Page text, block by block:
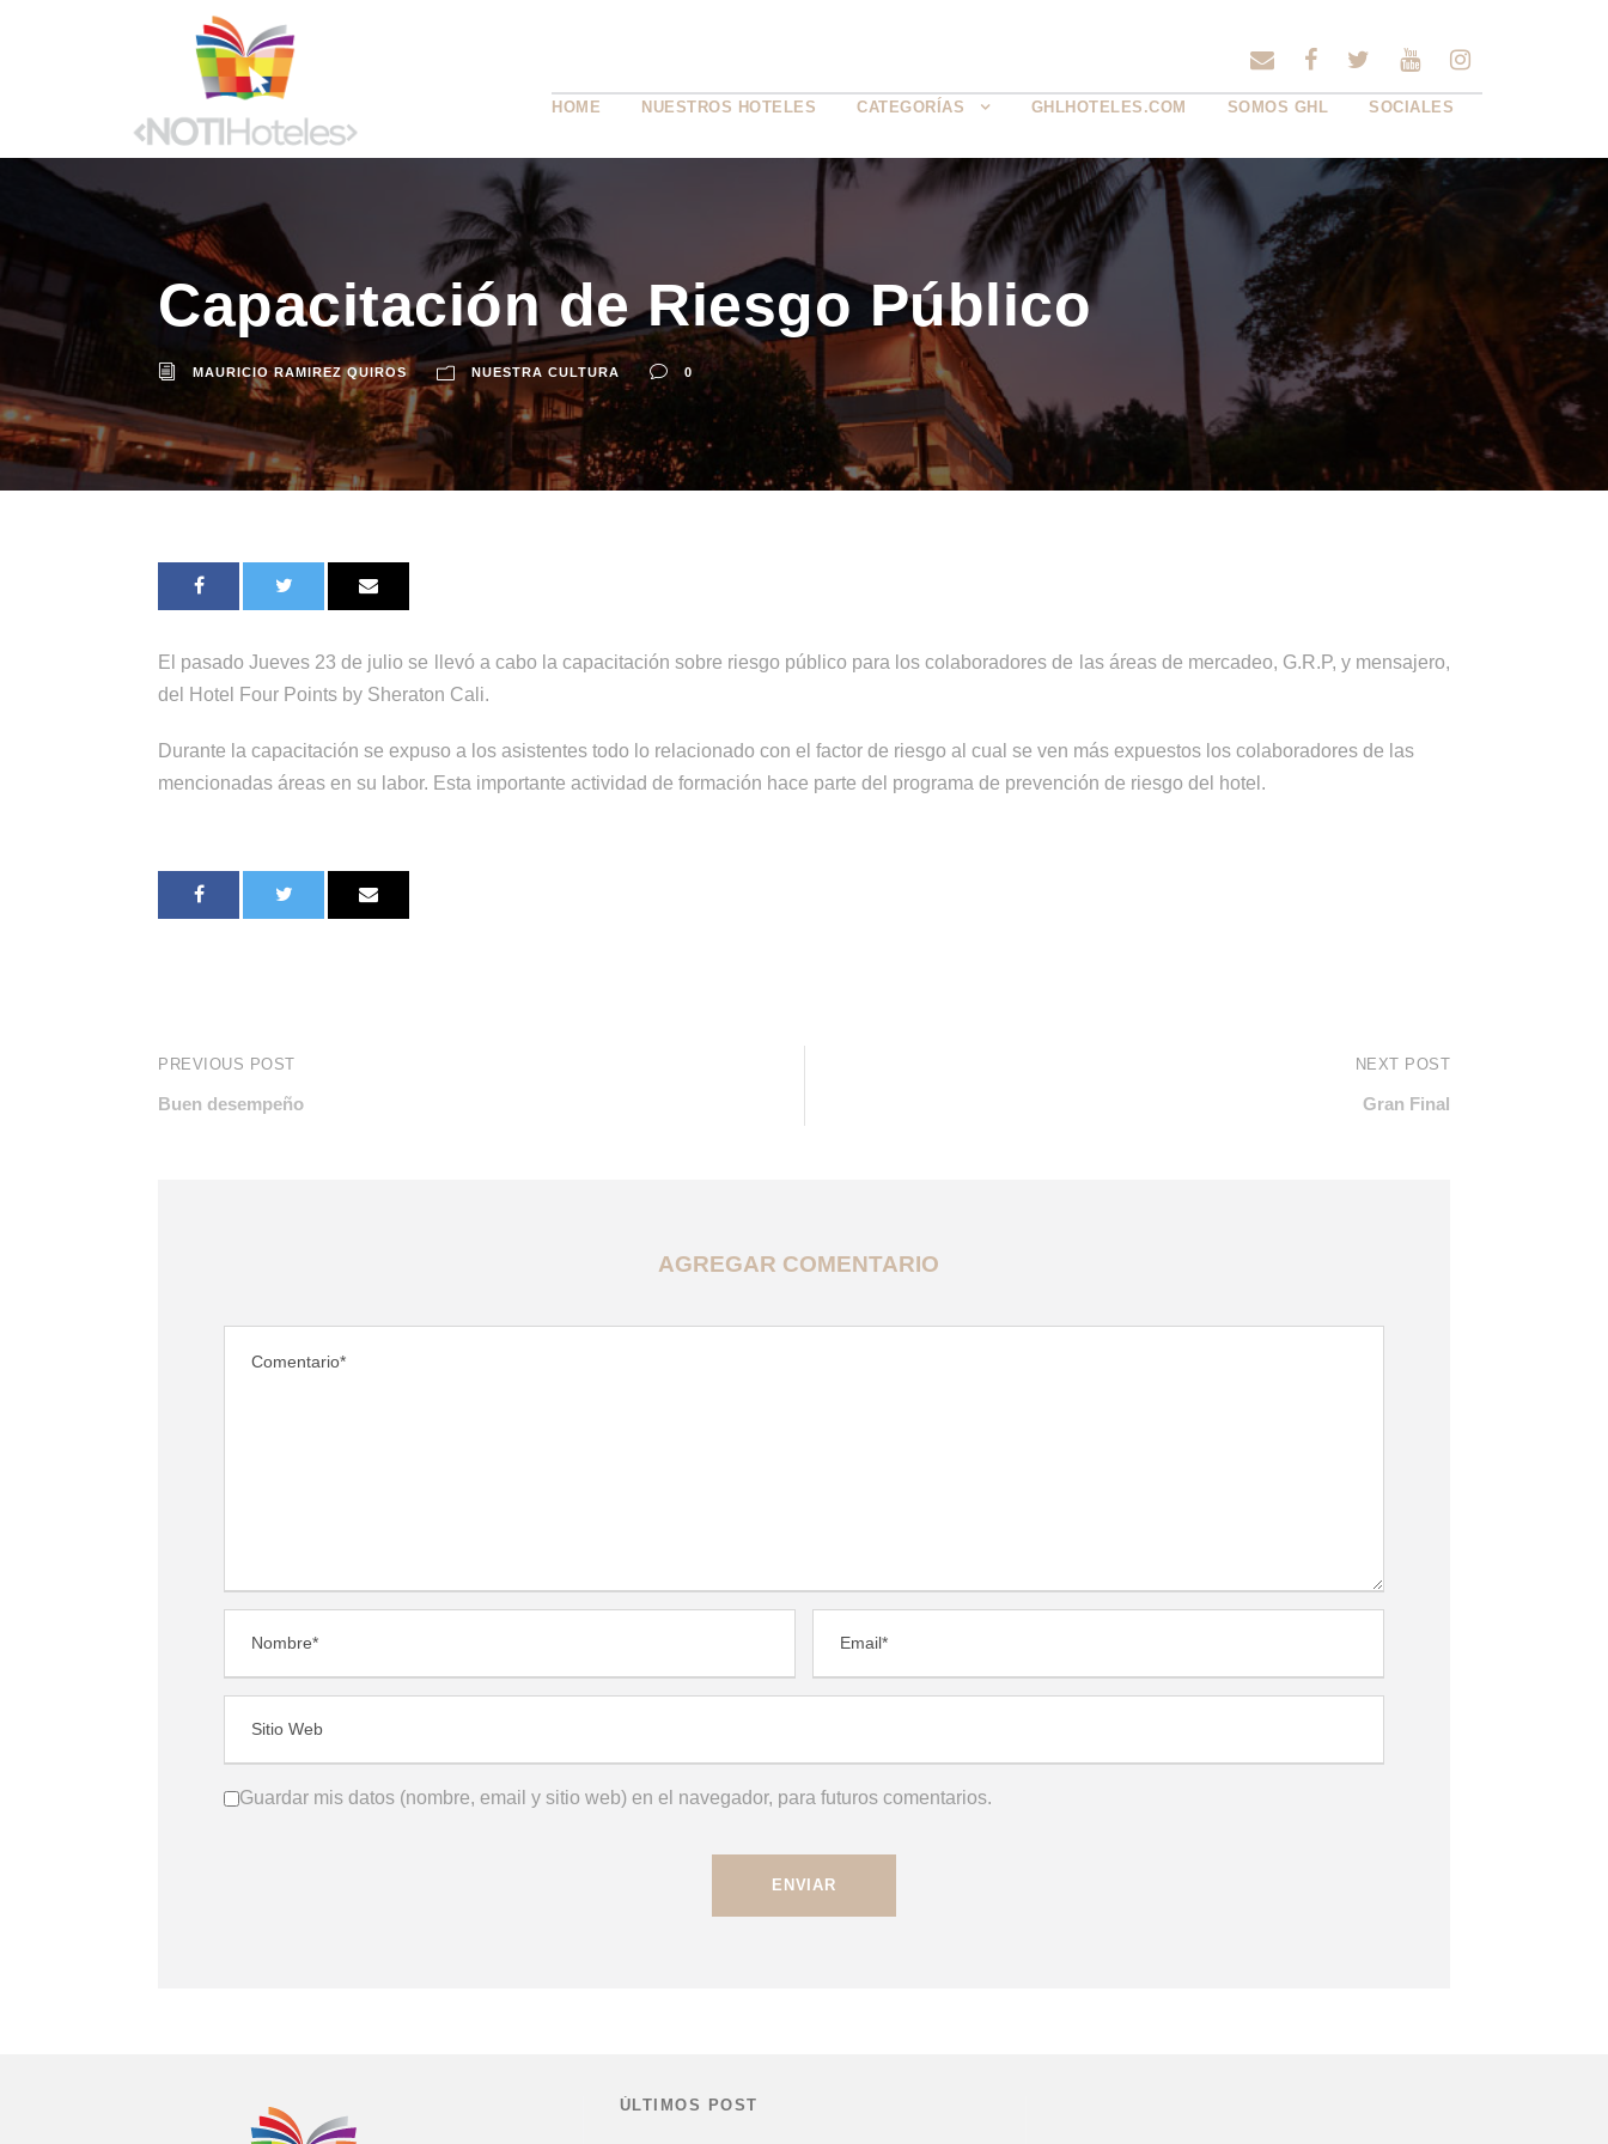
HOME NUESTROS HOTELES CATEGORÍAS GHLHOTELES.COM SOMOS GHL SOCIALES
Capacitación de Riesgo Público
MAURICIO RAMIREZ QUIROS NUESTRA CULTURA 0
El pasado Jueves 23 de julio se llevó a cabo la capacitación sobre riesgo público para los colaboradores de las áreas de mercadeo, G.R.P, y mensajero,
del Hotel Four Points by Sheraton Cali.
Durante la capacitación se expuso a los asistentes todo lo relacionado con el factor de riesgo al cual se ven más expuestos los colaboradores de las
mencionadas áreas en su labor. Esta importante actividad de formación hace parte del programa de prevención de riesgo del hotel.
PREVIOUS POST
Buen desempeño
NEXT POST
Gran Final
AGREGAR COMENTARIO
Guardar mis datos (nombre, email y sitio web) en el navegador, para futuros comentarios.
ÚLTIMOS POST